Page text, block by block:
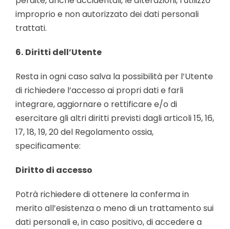
improprio e non autorizzato dei dati personali
trattati.
6. Diritti dell’Utente
Resta in ogni caso salva la possibilità per l’Utente
di richiedere l’accesso ai propri dati e farli
integrare, aggiornare o rettificare e/o di
esercitare gli altri diritti previsti dagli articoli 15, 16,
17, 18, 19, 20 del Regolamento ossia,
specificamente:
Diritto di accesso
Potrà richiedere di ottenere la conferma in
merito all’esistenza o meno di un trattamento sui
dati personali e, in caso positivo, di accedere a